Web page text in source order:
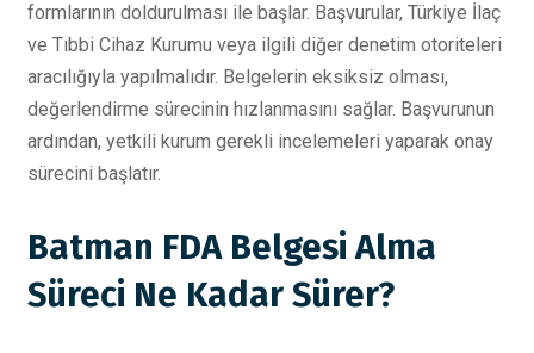
formlarının doldurulması ile başlar. Başvurular, Türkiye İlaç
ve Tıbbi Cihaz Kurumu veya ilgili diğer denetim otoriteleri
aracılığıyla yapılmalıdır. Belgelerin eksiksiz olması,
değerlendirme sürecinin hızlanmasını sağlar. Başvurunun
ardından, yetkili kurum gerekli incelemeleri yaparak onay
sürecini başlatır.
Batman FDA Belgesi Alma
Süreci Ne Kadar Sürer?